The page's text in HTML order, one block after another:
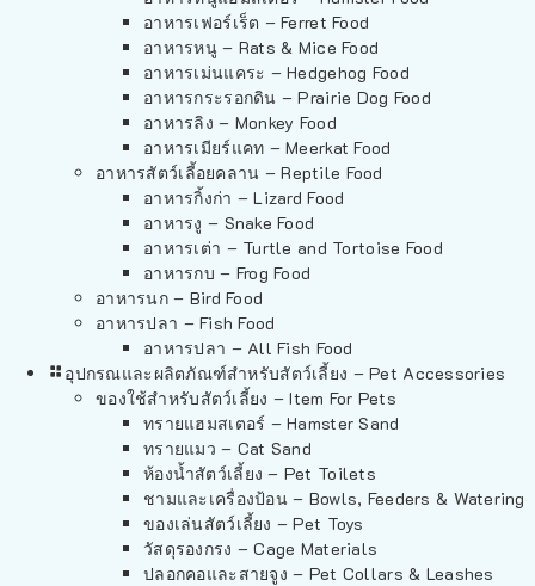
อาหารเฟอร์เร็ต – Ferret Food
อาหารหนู – Rats & Mice Food
อาหารเม่นแคระ – Hedgehog Food
อาหารกระรอกดิน – Prairie Dog Food
อาหารลิง – Monkey Food
อาหารเมียร์แคท – Meerkat Food
อาหารสัตว์เลี้อยคลาน – Reptile Food
อาหารกิ้งก่า – Lizard Food
อาหารงู – Snake Food
อาหารเต่า – Turtle and Tortoise Food
อาหารกบ – Frog Food
อาหารนก – Bird Food
อาหารปลา – Fish Food
อาหารปลา – All Fish Food
อุปกรณและผลิตภัณฑ์สำหรับสัตว์เลี้ยง – Pet Accessories
ของใช้สำหรับสัตว์เลี้ยง – Item For Pets
ทรายแฮมสเตอร์ – Hamster Sand
ทรายแมว – Cat Sand
ห้องน้ำสัตว์เลี้ยง – Pet Toilets
ชามและเครื่องป้อน – Bowls, Feeders & Watering
ของเล่นสัตว์เลี้ยง – Pet Toys
วัสดุรองกรง – Cage Materials
ปลอกคอและสายจูง – Pet Collars & Leashes